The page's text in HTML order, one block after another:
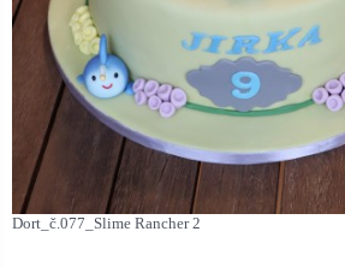
Dort_č.077_Slime Rancher 2